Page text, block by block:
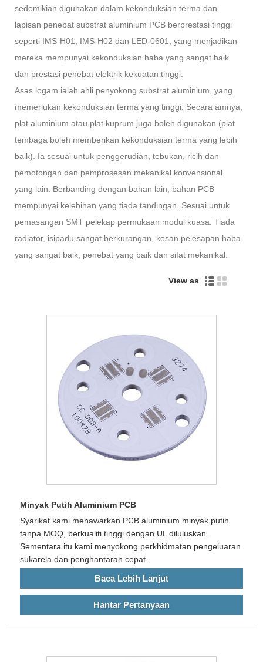
sedemikian digunakan dalam kekonduksian terma dan
lapisan penebat substrat aluminium PCB berprestasi tinggi
seperti IMS-H01, IMS-H02 dan LED-0601, yang menjadikan
mereka mempunyai kekonduksian haba yang sangat baik
dan prestasi penebat elektrik kekuatan tinggi.
Asas logam ialah ahli penyokong substrat aluminium, yang
memerlukan kekonduksian terma yang tinggi. Secara amnya,
plat aluminium atau plat kuprum juga boleh digunakan (plat
tembaga boleh memberikan kekonduksian terma yang lebih
baik). Ia sesuai untuk penggerudian, tebukan, ricih dan
pemotongan dan pemprosesan mekanikal konvensional
yang lain. Berbanding dengan bahan lain, bahan PCB
mempunyai kelebihan yang tiada tandingan. Sesuai untuk
pemasangan SMT pelekap permukaan modul kuasa. Tiada
radiator, isipadu sangat berkurangan, kesan pelesapan haba
yang sangat baik, penebat yang baik dan sifat mekanikal.
View as
Minyak Putih Aluminium PCB
Syarikat kami menawarkan PCB aluminium minyak putih
tanpa MOQ, berkualiti tinggi dengan UL diluluskan.
Sementara itu kami menyokong perkhidmatan pengeluaran
sukarela dan penghantaran cepat.
Baca Lebih Lanjut
Hantar Pertanyaan